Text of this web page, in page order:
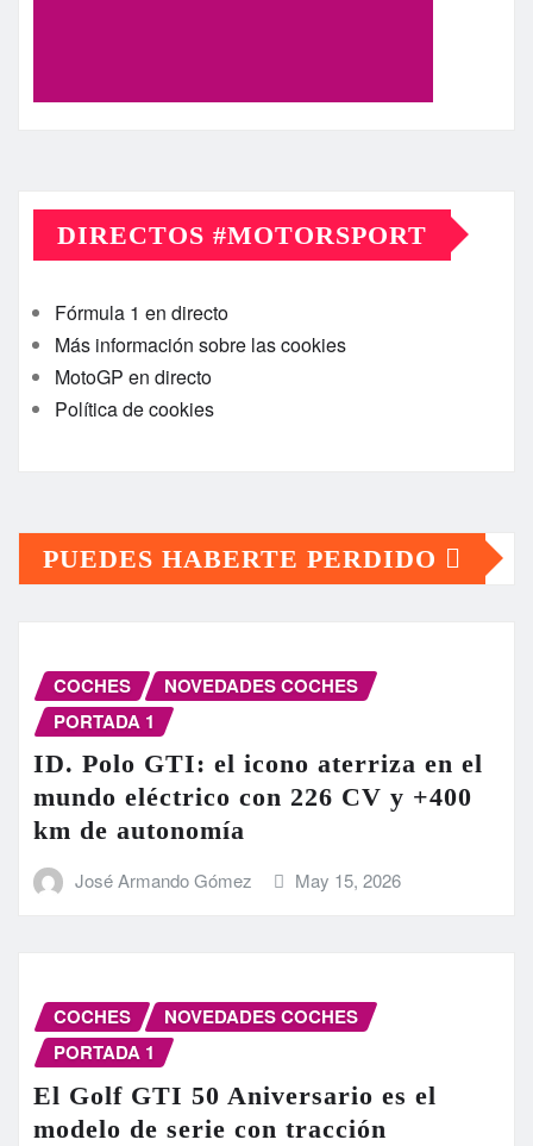
DIRECTOS #MOTORSPORT
Fórmula 1 en directo
Más información sobre las cookies
MotoGP en directo
Política de cookies
PUEDES HABERTE PERDIDO
COCHES
NOVEDADES COCHES
PORTADA 1
ID. Polo GTI: el icono aterriza en el
mundo eléctrico con 226 CV y +400
km de autonomía
José Armando Gómez May 15, 2026
COCHES
NOVEDADES COCHES
PORTADA 1
El Golf GTI 50 Aniversario es el
modelo de serie con tracción